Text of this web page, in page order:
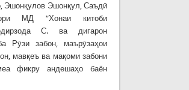
Эшонқулов Эшонқул, Саъдӣ
МД “Хонаи китоби
С. ва дигарон
Рӯзи забон, маърӯзаҳои
мавқеъ ва мақоми забони
фикру андешаҳо баён